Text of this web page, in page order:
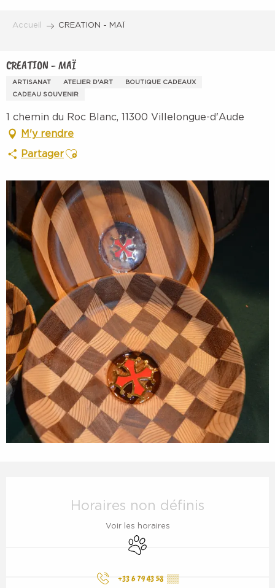
Accueil CREATION - MAÏ
CREATION - MAÏ
ARTISANAT ATELIER D'ART
BOUTIQUE CADEAUX
CADEAU SOUVENIR
1 chemin du Roc Blanc, 11300 Villelongue-d'Aude
M'y rendre
PartagerAjouter aux favoris
Horaires non définis
Voir les horaires
Animaux acceptés
+33 6 79 43 58 ▒▒